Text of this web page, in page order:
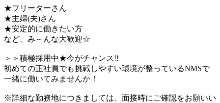
★フリーターさん
★主婦(夫)さん
★安定的に働きたい方
など、み～んな大歓迎☆
＞＞積極採用中★今がチャンス!!
初めての正社員でも挑戦しやすい環境が整っているNMSで
一緒に働いてみませんか！
※詳細な勤務地につきましては、面接時にご確認をお願いい